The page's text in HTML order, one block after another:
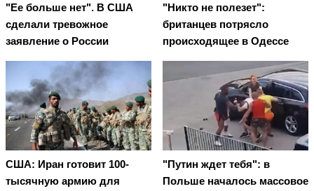
"Ее больше нет". В США
сделали тревожное
заявление о России
"Никто не полезет":
британцев потрясло
происходящее в Одессе
США: Иран готовит 100-
тысячную армию для
"Путин ждет тебя": в
Польше началось массовое